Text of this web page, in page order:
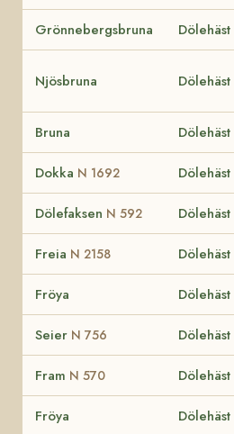
Grönnebergsbruna Dölehäst
Njösbruna Dölehäst
Bruna Dölehäst
Dokka N 1692 Dölehäst
Dölefaksen N 592 Dölehäst
Freia N 2158 Dölehäst
Fröya Dölehäst
Seier N 756 Dölehäst
Fram N 570 Dölehäst
Fröya Dölehäst